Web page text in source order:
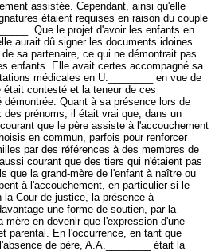
assistée. Cependant, ainsi qu'elle
étaient requises en raison du couple
Que le projet d'avoir les enfants en
aurait dû signer les documents idoines
sa partenaire, ce qui ne démontrait pas
enfants. Elle avait certes accompagné sa
médicales en U.________ en vue de
était contesté et la teneur de ces
Quant à sa présence lors de
des prénoms, il était vrai que, dans un
que le père assiste à l'accouchement
en commun, parfois pour renforcer
par des références à des membres de
courant que des tiers qui n'étaient pas
que la grand-mère de l'enfant à naître ou
à l'accouchement, en particulier si le
Cour de justice, la présence à
une forme de soutien, par la
mère en devenir que l'expression d'une
parental. En l'occurrence, en tant que
de père, A.A.________ était la